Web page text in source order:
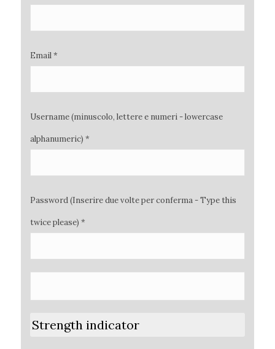
Email *
Username (minuscolo, lettere e numeri - lowercase
alphanumeric) *
Password (Inserire due volte per conferma - Type this
twice please) *
Strength indicator